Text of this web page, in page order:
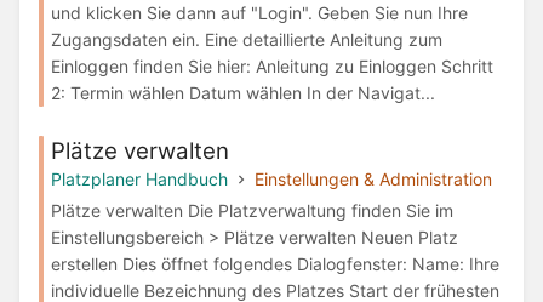
und klicken Sie dann auf "Login". Geben Sie nun Ihre
Zugangsdaten ein. Eine detaillierte Anleitung zum
Einloggen finden Sie hier: Anleitung zu Einloggen Schritt
2: Termin wählen Datum wählen In der Navigat...
Plätze verwalten
Platzplaner Handbuch
Einstellungen & Administration
Plätze verwalten Die Platzverwaltung finden Sie im
Einstellungsbereich > Plätze verwalten Neuen Platz
erstellen Dies öffnet folgendes Dialogfenster: Name: Ihre
individuelle Bezeichnung des Platzes Start der frühesten